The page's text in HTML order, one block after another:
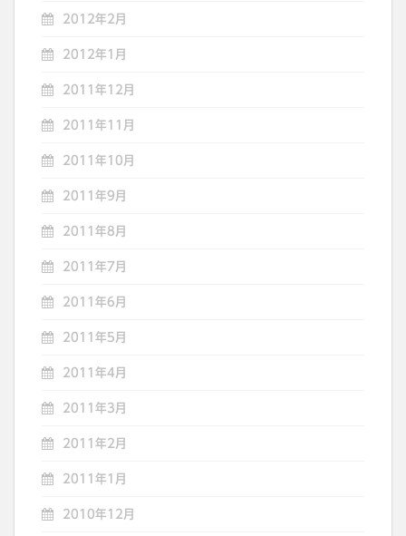
2012年2月
2012年1月
2011年12月
2011年11月
2011年10月
2011年9月
2011年8月
2011年7月
2011年6月
2011年5月
2011年4月
2011年3月
2011年2月
2011年1月
2010年12月